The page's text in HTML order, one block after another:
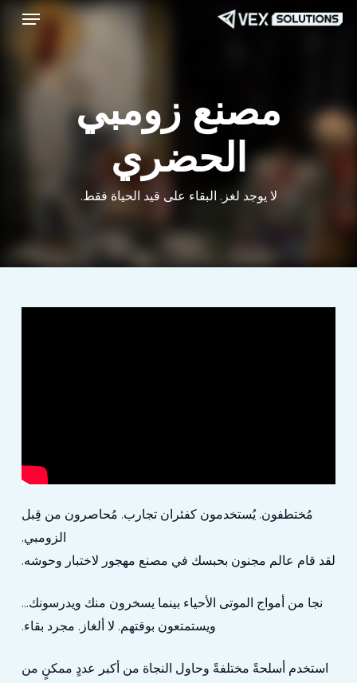
قائمة طعام
مصنع زومبي
الحضري
لا يوجد لغز. البقاء على قيد الحياة فقط.
مُختطفون. يُستخدمون كفئران تجارب. مُحاصرون من قِبل
الزومبي.
لقد قام عالم مجنون بحبسك في مصنع مهجور لاختبار وحوشه.
نجا من أمواج الموتى الأحياء بينما يسخرون منك ويدرسونك...
ويستمتعون بوقتهم. لا ألغاز. مجرد بقاء.
استخدم أسلحةً مختلفةً وحاول النجاة من أكبر عددٍ ممكنٍ من
Menu